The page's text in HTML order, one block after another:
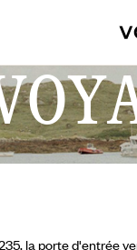
la porte d'entrée